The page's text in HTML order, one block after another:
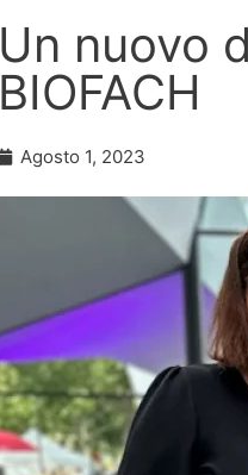
Un nuovo
BIOFACH
Agosto 1, 2023